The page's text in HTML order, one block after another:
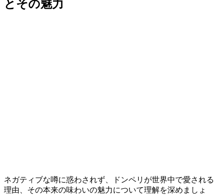
とその魅力
ネガティブな噂に惑わされず、ドンペリが世界中で愛される
理由、その本来の味わいの魅力について理解を深めましょ